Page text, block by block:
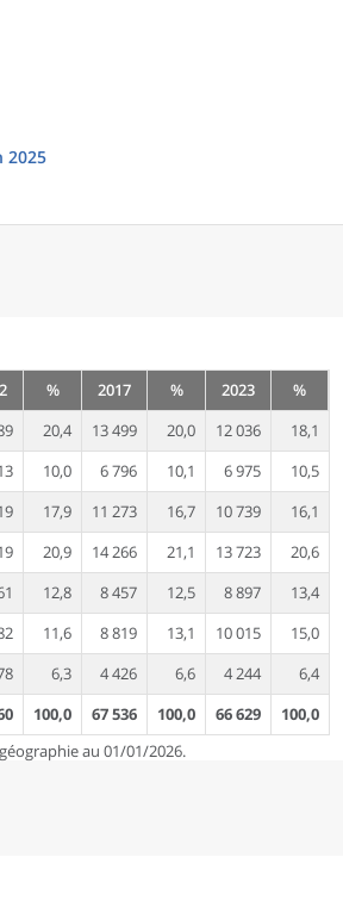
2025
% 2017 % 2023
%
20,4 13 499 20,0 12 036
18,1
10,0 6 796 10,1 6 975
10,5
17,9 11 273 16,7 10 739
16,1
20,9 14 266 21,1 13 723
20,6
12,8 8 457 12,5 8 897
13,4
11,6 8 819 13,1 10 015
15,0
6,3 4 426 6,6 4 244
6,4
100,0 67 536 100,0 66 629
100,0
au 01/01/2026.